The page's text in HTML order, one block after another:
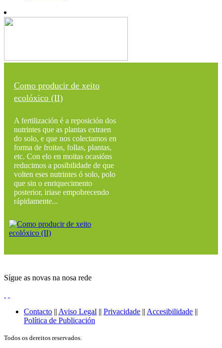
Como producir de xeito
ecolóxico (II)
A fertilización é a reposición dos
nutrintes que as plantas extraen
do solo, e que nos colectamos en
forma de froitas, follas, plantas,
etc. Con elo en moitas ocasións
reducimos a posibilidade de que
volten eses nutrintes ó solo, polo
que sin o enriquecimento
posterior, iriase empobrecendo
rápidamente...
Sígue as novas na nosa rede
Contacto || Aviso Legal || Privacidade || Accesibilidade ||
Política de Publicación
Todos os dereitos reservados.